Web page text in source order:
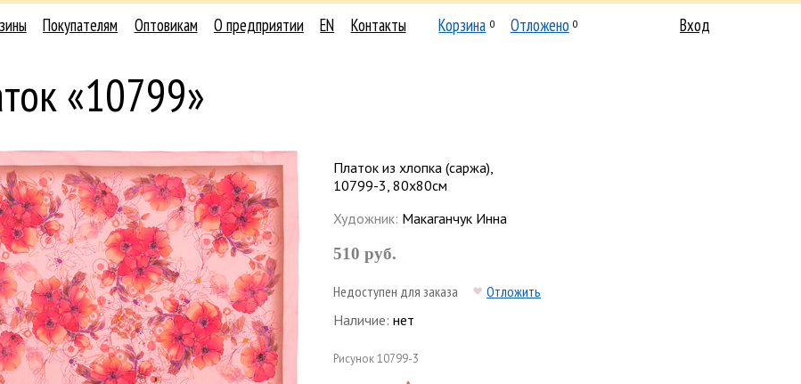
Покупателям Оптовикам О предприятии EN Контакты Корзина 0 Отложено 0 Вход
«10799»
Платок из хлопка (саржа),
10799-3, 80х80см
Художник: Макаганчук Инна
510 руб.
Недоступен для заказа
Отложить
Наличие: нет
Рисунок10799-3